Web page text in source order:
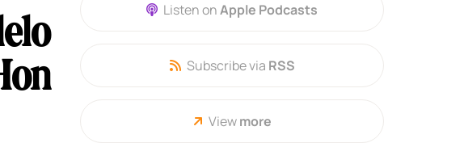
Listen onApple Podcasts
Subscribe via RSS
Viewmore